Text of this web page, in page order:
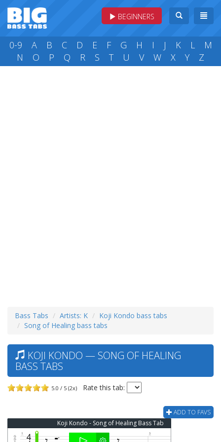
BEGINNERS
0-9 A B C D E F G H I J K L
M
N
O P Q R S T U V W X Y Z
Bass Tabs Artists: K
Koji Kondo bass tabs
Song of Healing bass tabs
KOJI KONDO — SONG OF HEALING
BASS TABS
5.0 / 5 (2x) Rate this tab:
ADD TO FAVS
Koji Kondo - Song of Healing Bass Tab